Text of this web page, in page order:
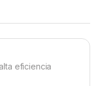
eficiencia